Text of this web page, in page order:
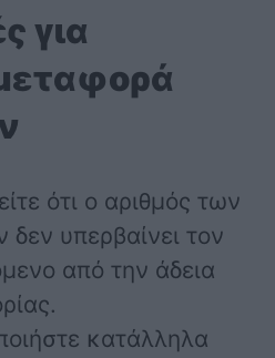
για
ότι ο αριθμός των
δεν υπερβαίνει τον
από την άδεια
κατάλληλα